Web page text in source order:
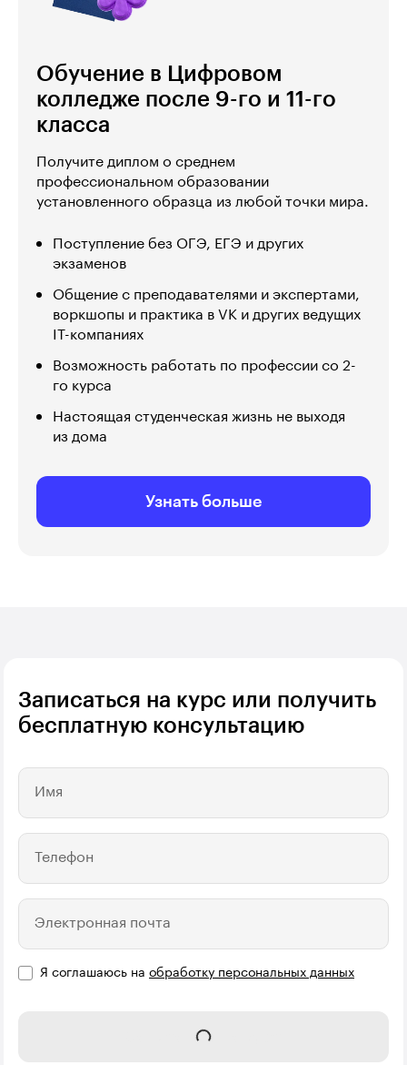
Обучение в Цифровом
колледже после 9-го и 11-го
класса
Получите диплом о среднем
профессиональном образовании
установленного образца из любой точки мира.
Поступление без ОГЭ, ЕГЭ и других
экзаменов
Общение с преподавателями и экспертами,
воркшопы и практика в VK и других ведущих
IT-компаниях
Возможность работать по профессии со 2-
го курса
Настоящая студенческая жизнь не выходя
из дома
Узнать больше
Записаться на курс или получить
бесплатную консультацию
Имя
Телефон
Электронная почта
Я соглашаюсь на обработку персональных данных
Записаться на курс